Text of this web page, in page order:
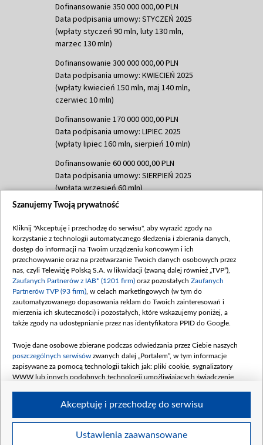
Dofinansowanie 350 000 000,00 PLN
Data podpisania umowy: STYCZEŃ 2025
(wpłaty styczeń 90 mln, luty 130 mln,
marzec 130 mln)
Dofinansowanie 300 000 000,00 PLN
Data podpisania umowy: KWIECIEŃ 2025
(wpłaty kwiecień 150 mln, maj 140 mln,
czerwiec 10 mln)
Dofinansowanie 170 000 000,00 PLN
Data podpisania umowy: LIPIEC 2025
(wpłaty lipiec 160 mln, sierpień 10 mln)
Dofinansowanie 60 000 000,00 PLN
Data podpisania umowy: SIERPIEŃ 2025
(wpłata wrzesień 60 mln)
Dofinansowanie 635 783 051,21 PLN
(wpłata wrzesień 100 mln, październik 350
mln, listopad 265 mln)
Dofinansowanie 48 862 000,00 PLN
Data podpisania umowy: GRUDZIEŃ 2025
(wpłata grudzień 60,548 mln)
Dofinansowanie 900 000 000,00 PLN
Data podpisania umowy: LUTY 2026 (wpłata
kwiecień 180 mln, 7 maja 180 mln, 8
czerwca 90 mln)
Dofinansowanie 250 000 000,00 PLN
4 sierpnia 250 mln
Szanujemy Twoją prywatność
Kliknij "Akceptuję i przechodzę do serwisu", aby wyrazić zgody na
korzystanie z technologii automatycznego śledzenia i zbierania danych,
dostęp do informacji na Twoim urządzeniu końcowym i ich
przechowywanie oraz na przetwarzanie Twoich danych osobowych przez
nas, czyli Telewizję Polską S.A. w likwidacji (zwaną dalej również „TVP”),
Zaufanych Partnerów z IAB* (1201 firm) oraz pozostałych Zaufanych
Partnerów TVP (93 firm) , w celach marketingowych (w tym do
zautomatyzowanego dopasowania reklam do Twoich zainteresowań i
mierzenia ich skuteczności) i pozostałych, które wskazujemy poniżej, a
także zgody na udostępnianie przez nas identyfikatora PPID do Google.
Twoje dane osobowe zbierane podczas odwiedzania przez Ciebie naszych
poszczególnych serwisów zwanych dalej „Portalem”, w tym informacje
zapisywane za pomocą technologii takich jak: pliki cookie, sygnalizatory
WWW lub innych podobnych technologii umożliwiających świadczenie
Twoje dane osobowe zbierane podczas odwiedzania przez Ciebie
Ustawienia zaawansowane
Akceptuję i przechodzę do serwisu